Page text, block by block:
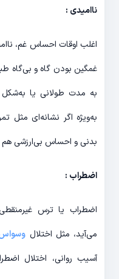
ناامیدی :
اغلب اوقات احساس غم،
غمگین بودن گاه و بی‌گاه
به مدت طولانی یا به‌شکل
به‌ویژه اگر نشانه‌ای مثل
بدنی و احساس بی‌ارزشی هم
اضطراب :
اضطراب یا ترس
می‌آید، مثل اختلال
آسیب روانی، ‌اختلال